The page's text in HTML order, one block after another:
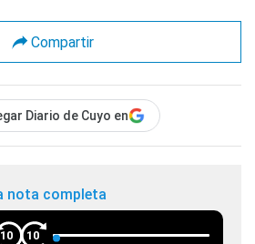
Compartir
Diario de Cuyo en
nota completa
10 10